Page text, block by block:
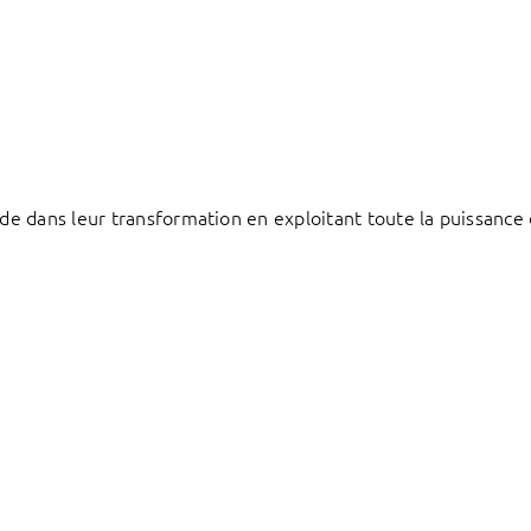
dans leur transformation en exploitant toute la